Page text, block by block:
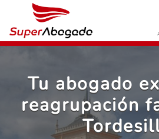
Tu abogado
reagrupación